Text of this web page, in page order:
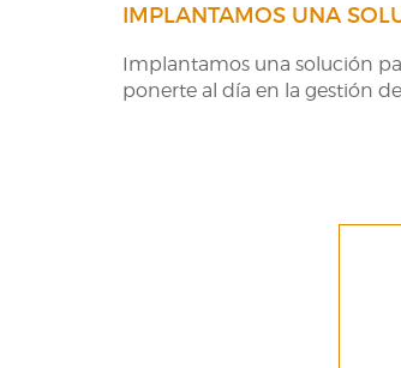
IMPLANTAMOS UNA
Implantamos una solución
ponerte al día en la gestión